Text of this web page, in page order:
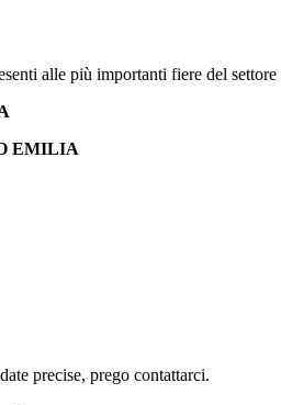
alle più importanti fiere del settore
EMILIA
precise, prego contattarci.